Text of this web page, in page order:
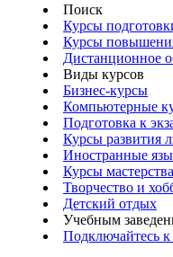
Поиск
Курсы
Курсы
Дистанционное
Виды курсов
Бизнес-курсы
Компьютерные
Подготовка к
Курсы развития
Иностранные
Курсы мастерства
Творчество и
Детский отдых
Учебным
Подключайтесь к